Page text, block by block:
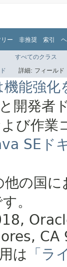
ー 非推奨 索引
すべてのクラス
詳細: フィール
能強化
開発者
び作
SE
他の国
。
CA
は 「ラ